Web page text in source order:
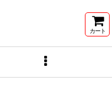
カート